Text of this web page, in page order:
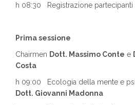
h 08:30 Registrazione partecipanti
Prima sessione
Chairmen Dott. Massimo Conte e
Costa
h 09:00 Ecologia della mente e
Dott. Giovanni Madonna